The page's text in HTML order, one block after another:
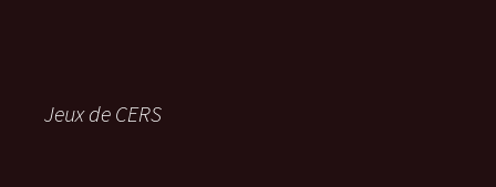
Jeux de CERS